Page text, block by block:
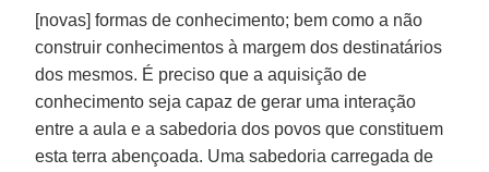
[novas] formas de conhecimento; bem como a não
construir conhecimentos à margem dos destinatários
dos mesmos. É preciso que a aquisição de
conhecimento seja capaz de gerar uma interação
entre a aula e a sabedoria dos povos que constituem
esta terra abençoada. Uma sabedoria carregada de